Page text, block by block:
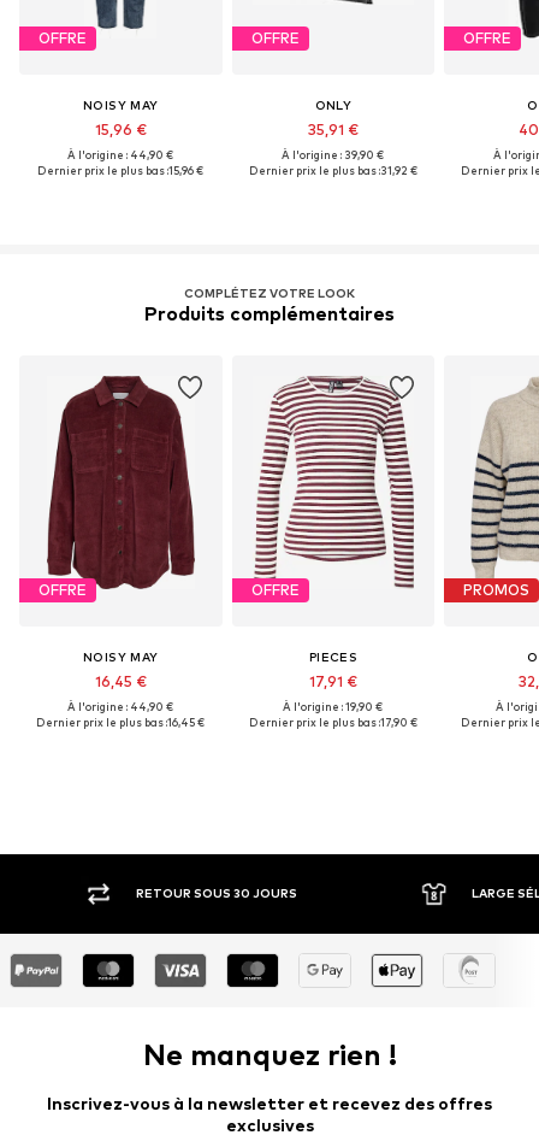
OFFRE
NOISY MAY
15,96 €
À l'origine : 44,90 €
Dernier prix le plus bas :15,96 €
OFFRE
ONLY
35,91 €
À l'origine : 39,90 €
Dernier prix le plus bas :31,92 €
OFFRE
À
Dernier prix
COMPLÉTEZ VOTRE LOOK
Produits complémentaires
OFFRE
NOISY MAY
16,45 €
À l'origine : 44,90 €
Dernier prix le plus bas :16,45 €
OFFRE
PIECES
17,91 €
À l'origine : 19,90 €
Dernier prix le plus bas :17,90 €
PROMOS
À
Dernier prix
SOUS 30 JOURS LARGE SÉLECTION DE MARQUES
Ne manquez rien !
Inscrivez-vous à la newsletter et recevez des offres
exclusives